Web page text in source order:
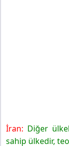
İran: Diğer
sahip ülkedir,